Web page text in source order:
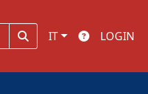
IT LOGIN